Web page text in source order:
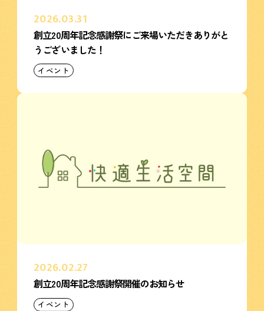
2026.03.31
創立20周年記念感謝祭にご来場いただきありがと
うございました！
イベント
2026.02.27
創立20周年記念感謝祭開催のお知らせ
イベント